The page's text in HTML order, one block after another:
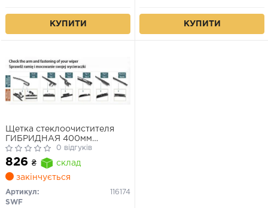
КУПИТИ КУПИТИ
Щетка стеклоочистителя
ГИБРИДНАЯ 400мм
HBLADE
0 відгуків
826 ₴
склад
закінчується
Артикул:
116174
SWF